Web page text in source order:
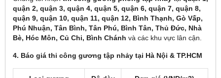
quận 2, quận 3, quận 4, quận 5, quận 6, quận 7, quận 8,
quận 9, quận 10, quận 11, quận 12, Bình Thạnh, Gò Vấp,
Phú Nhuận, Tân Bình, Tân Phú, Bình Tân, Thủ Đức, Nhà
Bè, Hóc Môn, Củ Chi, Bình Chánh và các khu vực lân cận.
4. Báo giá thi công gương tập nhảy tại Hà Nội & TP.HCM